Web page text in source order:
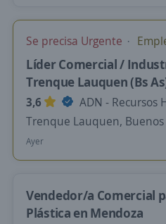
Se precisa Urgente
Líder Comercial /
Trenque Lauquen (Bs
3,6
ADN - Recursos
Trenque Lauquen, Buenos
Ayer
Vendedor/a Comercial
Plástica en Mendoza